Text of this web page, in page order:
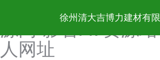
影音AV成人资源
人网址
徐州清大吉博力建材有限